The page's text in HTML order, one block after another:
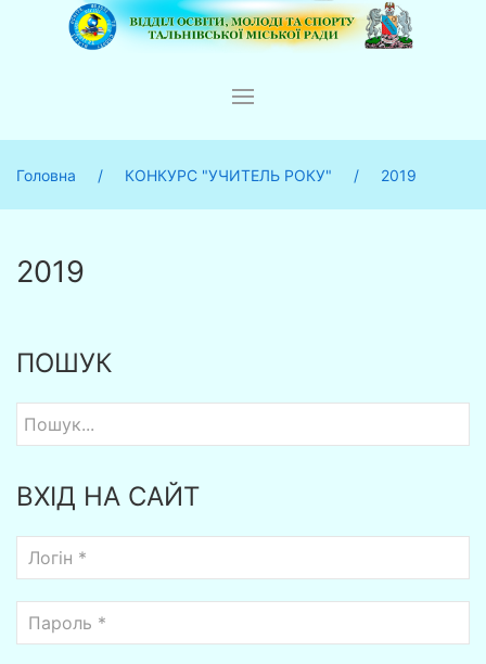
Головна КОНКУРС "УЧИТЕЛЬ РОКУ" 2019
2019
ПОШУК
ВХІД НА САЙТ